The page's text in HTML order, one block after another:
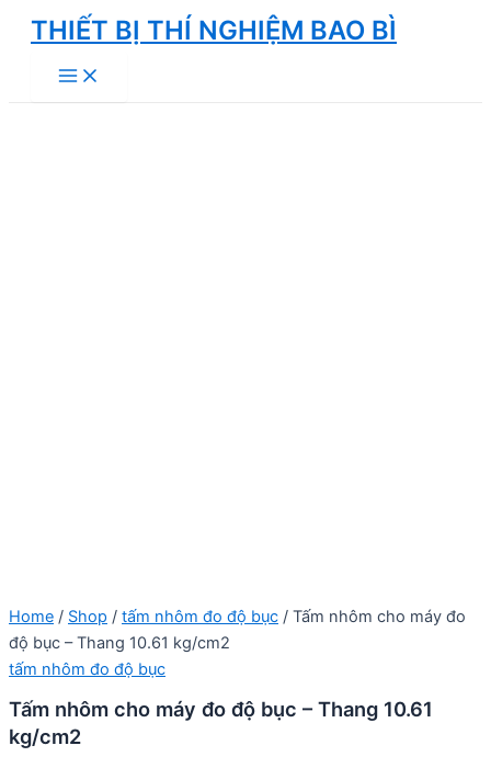
Skip
content
THIẾT BỊ THÍ NGHIỆM BAO BÌ
Main
Menu
Home / Shop / tấm nhôm đo độ bục / Tấm nhôm cho máy đo
độ bục – Thang 10.61 kg/cm2
tấm nhôm đo độ bục
Tấm nhôm cho máy đo độ bục – Thang 10.61
kg/cm2